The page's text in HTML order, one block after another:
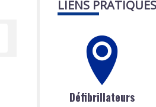
LIENS PRATIQUES
Défibrillateurs